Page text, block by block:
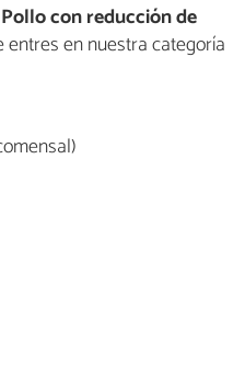
Pollo con reducción de
entres en nuestra categoría